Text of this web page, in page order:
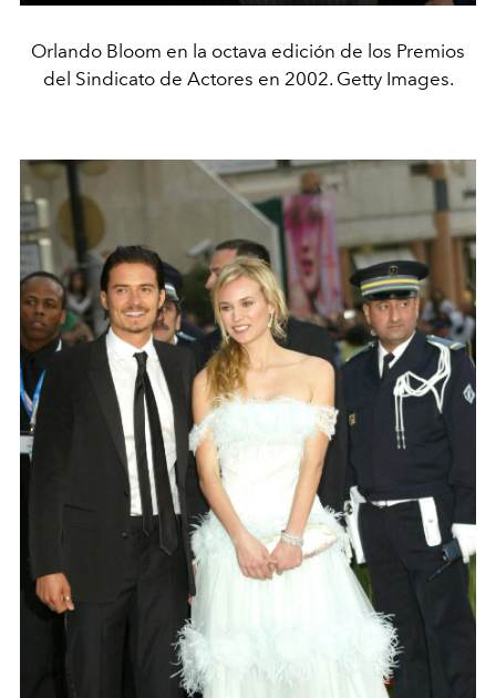
Orlando Bloom en la octava edición de los Premios
del Sindicato de Actores en 2002. Getty Images.